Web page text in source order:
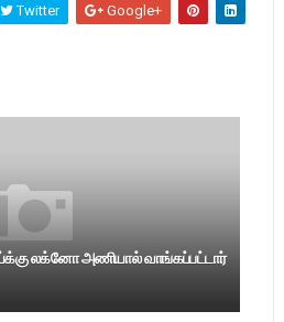
Twitter Google+
லக்னோ அணியால் வாங்கப்பட்டார்